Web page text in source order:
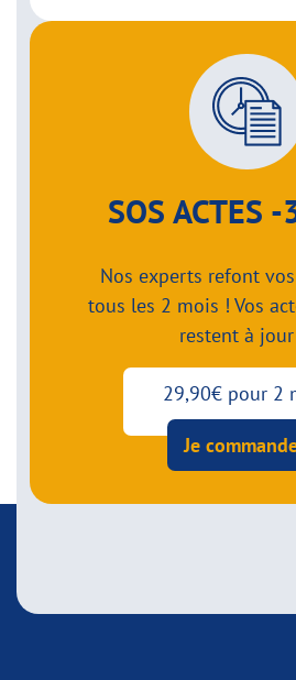
SOS ACTES
Nos experts refont
tous les 2 mois ! Vos
restent à
29,90€ pour 2
Je